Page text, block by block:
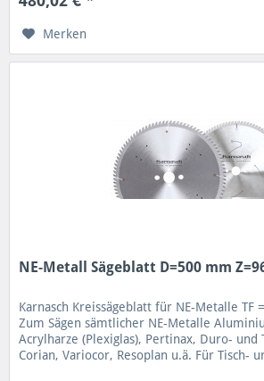
Merken
NE-Metall Sägeblatt D=500 mm
Karnasch Kreissägeblatt für NE-Metalle TF
Zum Sägen sämtlicher NE-Metalle
Acrylharze (Plexiglas), Pertinax, Duro- und
Corian, Variocor, Resoplan u.ä. Für Tisch-